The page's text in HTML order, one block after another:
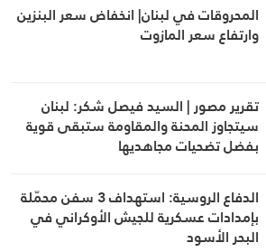
المحروقات في لبنان| انخفاض سعر البنزين
وارتفاع سعر المازوت
تقرير مصور | السيد فيصل شكر: لبنان
سيتجاوز المحنة والمقاومة ستبقى قوية
بفضل تضحيات مجاهديها
الدفاع الروسية: استهداف 3 سفن محمّلة
بإمدادات عسكرية للجيش الأوكراني في
البحر الأسود